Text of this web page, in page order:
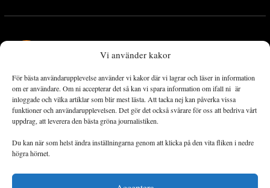
Vi använder kakor
För bästa användarupplevelse använder vi kakor där vi lagrar och läser in information
om er användare. Om ni accepterar det så kan vi spara information om ifall ni är
inloggade och vilka artiklar som blir mest lästa. Att tacka nej kan påverka vissa
funktioner och användarupplevelsen. Det gör det också svårare för oss att bedriva vårt
uppdrag, att leverera den bästa gröna journalistiken.
Du kan när som helst ändra inställningarna genom att klicka på den vita fliken i nedre
högra hörnet.
Landets Fria Tidning är en nyhetstidning med bred bevakning av
det viktigaste som händer lokalt och globalt och med fokus på
omställningsrörelsen. En omställning till ett hållbart samhälle går
både via starka och lika rättigheter för alla människor, minskade
ekonomiska och sociala klyftor, samt utrymme för allt levande att
utvecklas och frodas.